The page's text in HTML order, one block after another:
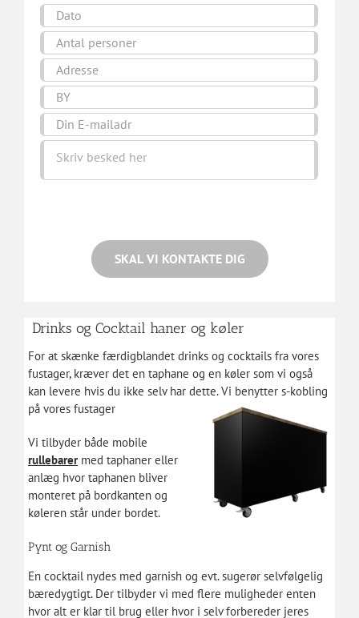
Drinks og Cocktail haner og køler
For at skænke færdigblandet drinks og cocktails fra vores
fustager, kræver det en taphane og en køler som vi også
kan levere hvis du ikke selv har dette. Vi benytter s-kobling
på vores fustager
Vi tilbyder både mobile
rullebarermed taphaner eller
anlæg hvor taphanen bliver
monteret på bordkanten og
køleren står under bordet.
Pynt og Garnish
En cocktail nydes med garnish og evt. sugerør selvfølgelig
bæredygtigt. Der tilbyder vi med flere muligheder enten
hvor alt er klar til brug eller hvor i selv forbereder jeres